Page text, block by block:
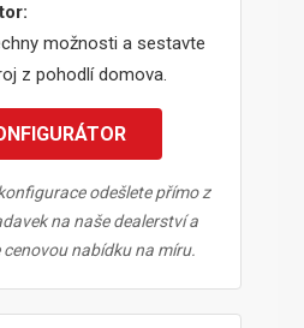
možnosti a sestavte
z pohodlí domova.
odešlete přímo z
na naše dealerství a
nabídku na míru.